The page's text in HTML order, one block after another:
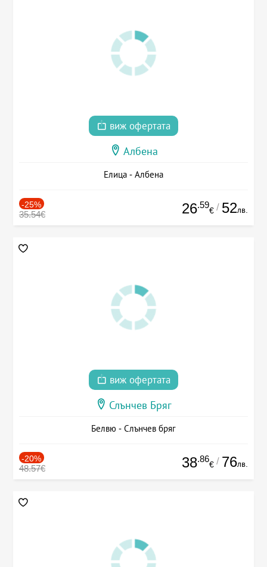
виж офертата
Албена
Елица - Албена
-25%
35.54€ 26.59
€ / 52лв.
виж офертата
Слънчев Бряг
Белвю - Слънчев бряг
-20%
48.57€ 38.86
€ / 76лв.